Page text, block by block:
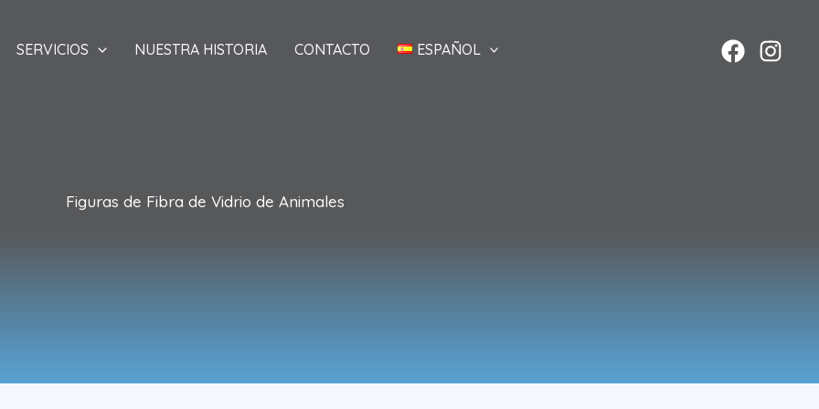
SERVICIOS NUESTRA HISTORIA CONTACTO ESPAÑOL
Figuras de Fibra de Vidrio de Animales